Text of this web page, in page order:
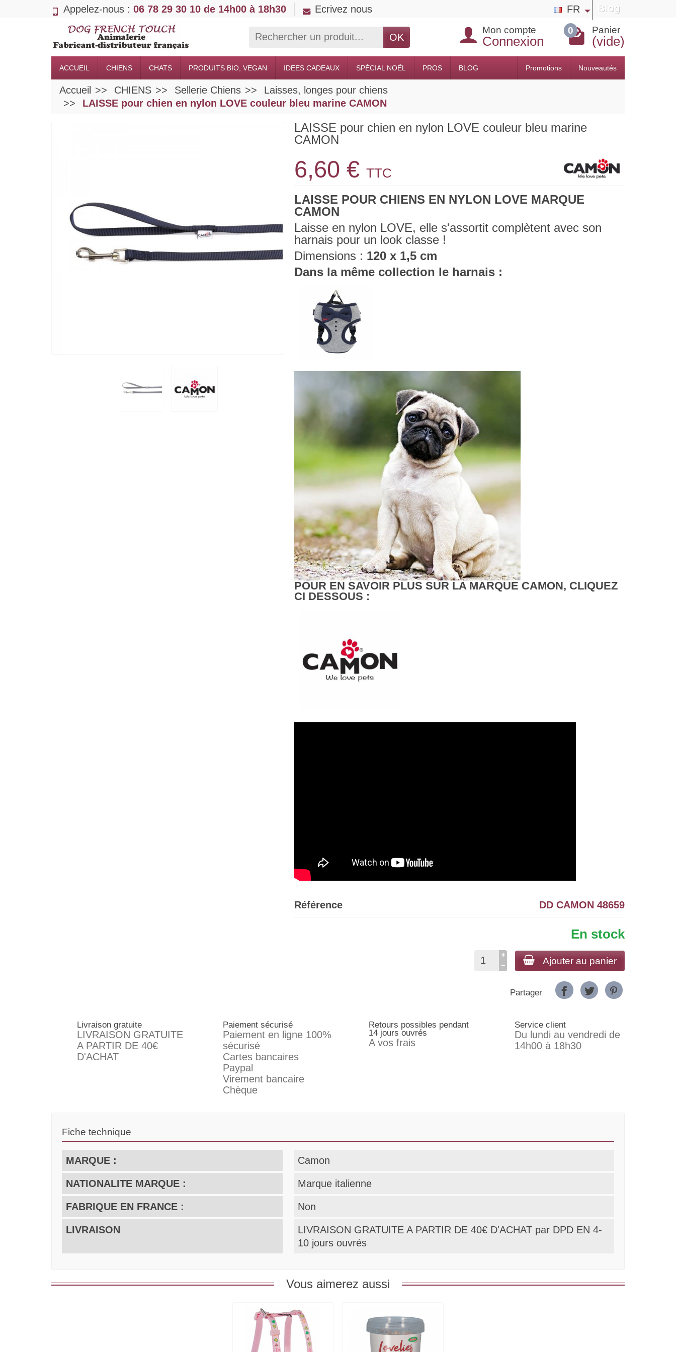
Appelez-nous : 06 78 29 30 10 de 14h00 à 18h30 Ecrivez nous FR Blog
OK
Mon compte
Connexion
0 Panier
(vide)
ACCUEIL CHIENS CHATS PRODUITS BIO, VEGAN IDEES CADEAUX SPÉCIAL NOËL PROS BLOG Promotions Nouveautés
Accueil CHIENS Sellerie Chiens
Laisses, longes pour chiens
LAISSE pour chien en nylon LOVE couleur bleu marine CAMON
LAISSE pour chien en nylon LOVE couleur bleu marine
CAMON
6,60 €TTC
LAISSE POUR CHIENS EN NYLON LOVE MARQUE
CAMON
Laisse en nylon LOVE, elle s'assortit complètent avec son
harnais pour un look classe !
Dimensions : 120 x 1,5 cm
Dans la même collection le harnais :
POUR EN SAVOIR PLUS SUR LA MARQUE CAMON, CLIQUEZ
CI DESSOUS :
Référence DD CAMON 48659
En stock
Ajouter au panier
Partager
Livraison gratuite
LIVRAISON GRATUITE
A PARTIR DE 40€
D'ACHAT
Paiement sécurisé
Paiement en ligne 100%
sécurisé
Cartes bancaires
Paypal
Virement bancaire
Chèque
Retours possibles pendant
14 jours ouvrés
A vos frais
Service client
Du lundi au vendredi de
14h00 à 18h30
Fiche technique
MARQUE : Camon
NATIONALITE MARQUE : Marque italienne
FABRIQUE EN FRANCE : Non
LIVRAISON
LIVRAISON GRATUITE A PARTIR DE 40€ D'ACHAT par DPD EN 4-
10 jours ouvrés
Vous aimerez aussi